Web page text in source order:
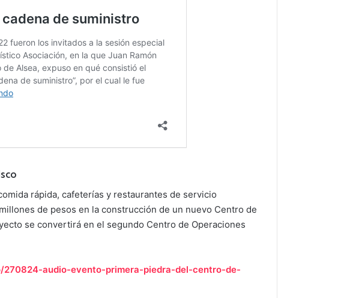
rápida, cafeterías y restaurantes de servicio
de pesos en la construcción de un nuevo Centro de
se convertirá en el segundo Centro de Operaciones
270824-audio-evento-primera-piedra-del-centro-de-